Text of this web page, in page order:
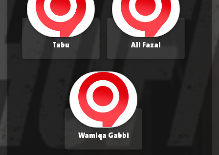
Ali Fazal
Tabu
Wamiqa Gabbi